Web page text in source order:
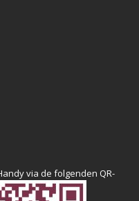
via de folgenden QR-